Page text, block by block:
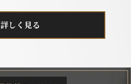
詳しく見る